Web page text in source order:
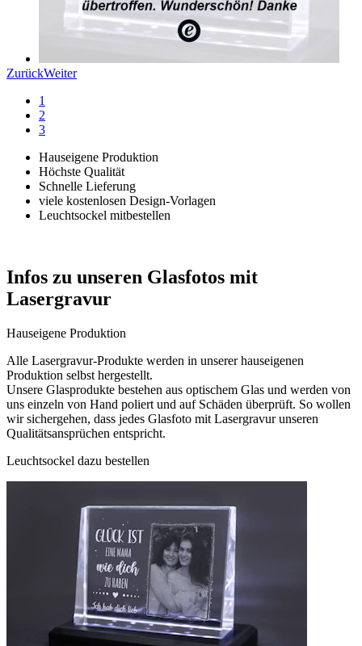
ZurückWeiter
1
2
3
Hauseigene Produktion
Höchste Qualität
Schnelle Lieferung
viele kostenlosen Design-Vorlagen
Leuchtsockel mitbestellen
Infos zu unseren Glasfotos mit
Lasergravur
Hauseigene Produktion
Alle Lasergravur-Produkte werden in unserer hauseigenen
Produktion selbst hergestellt.
Unsere Glasprodukte bestehen aus optischem Glas und werden von
uns einzeln von Hand poliert und auf Schäden überprüft. So wollen
wir sichergehen, dass jedes Glasfoto mit Lasergravur unseren
Qualitätsansprüchen entspricht.
Leuchtsockel dazu bestellen